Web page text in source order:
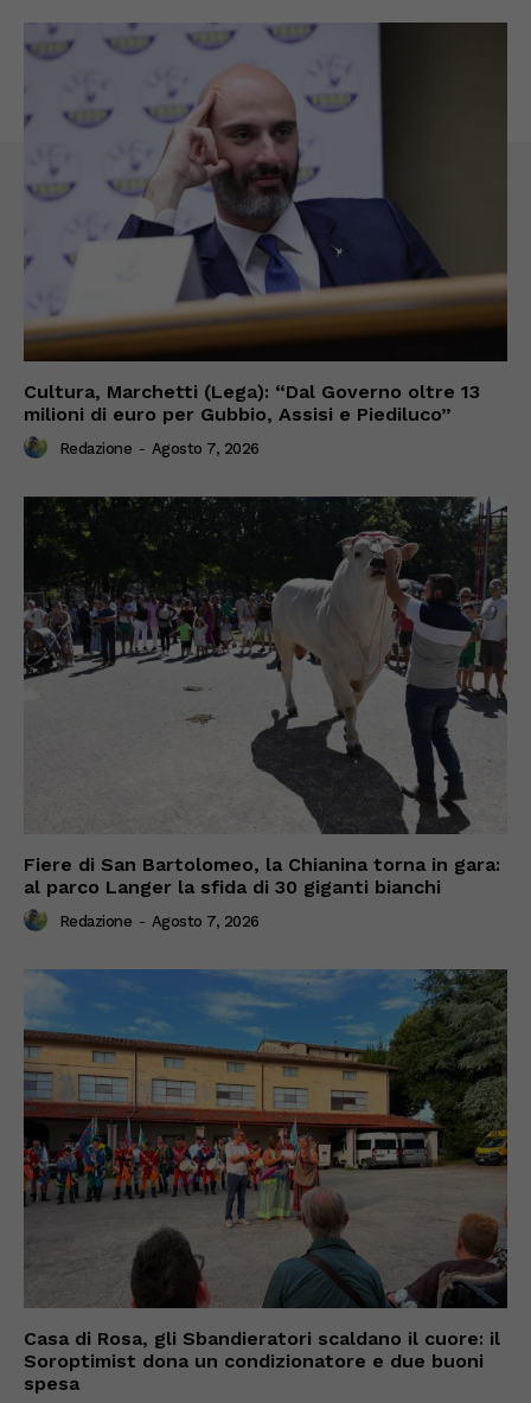
Cultura, Marchetti (Lega): “Dal Governo oltre 13
milioni di euro per Gubbio, Assisi e Piediluco”
Redazione - Agosto 7, 2026
Fiere di San Bartolomeo, la Chianina torna in gara:
al parco Langer la sfida di 30 giganti bianchi
Redazione - Agosto 7, 2026
Casa di Rosa, gli Sbandieratori scaldano il cuore: il
Soroptimist dona un condizionatore e due buoni
spesa